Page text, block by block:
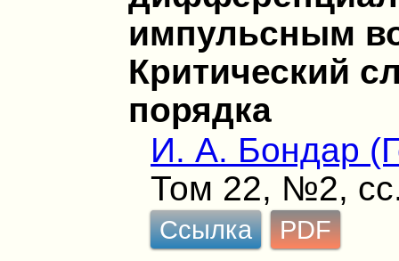
импульсным
Критический
порядка
И. А. Бондар
Том 22, №2,
Ссылка PDF